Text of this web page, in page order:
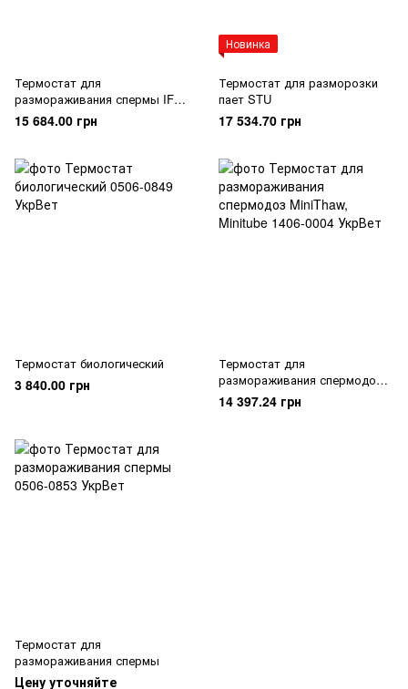
Термостат для
размораживания спермы IFT -
APEX
15 684.00 грн
Новинка
Термостат для разморозки
пает STU
17 534.70 грн
Термостат биологический
3 840.00 грн
Термостат для
размораживания спермодоз
MiniThaw, Minitube
14 397.24 грн
Термостат для
размораживания спермы
Цену уточняйте